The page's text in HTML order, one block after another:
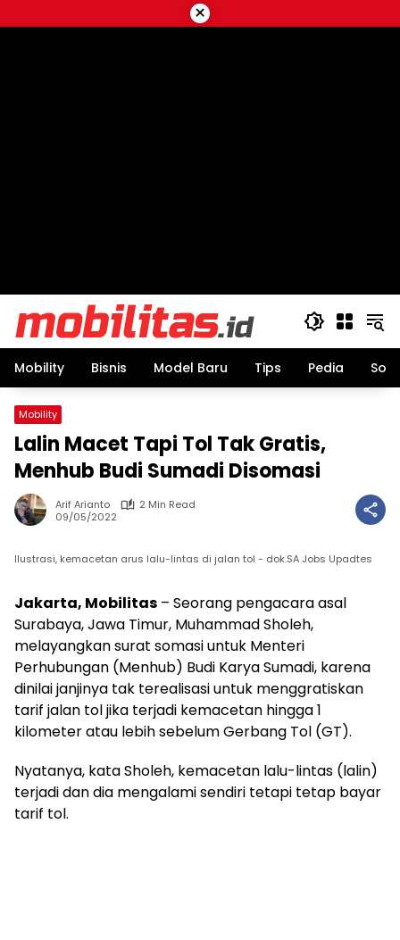
to
×
Mobility Bisnis Model Baru Tips Pedia
Mobility
Lalin Macet Tapi Tol Tak Gratis,
Menhub Budi Sumadi Disomasi
Arif Arianto
2 Min Read
09/05/2022
Ilustrasi, kemacetan arus lalu-lintas di jalan tol - dok.SA Jobs Upadtes
Jakarta, Mobilitas – Seorang pengacara asal
Surabaya, Jawa Timur, Muhammad Sholeh,
melayangkan surat somasi untuk Menteri
Perhubungan (Menhub) Budi Karya Sumadi, karena
dinilai janjinya tak terealisasi untuk menggratiskan
tarif jalan tol jika terjadi kemacetan hingga 1
kilometer atau lebih sebelum Gerbang Tol (GT).
Nyatanya, kata Sholeh, kemacetan lalu-lintas (lalin)
terjadi dan dia mengalami sendiri tetapi tetap bayar
tarif tol.